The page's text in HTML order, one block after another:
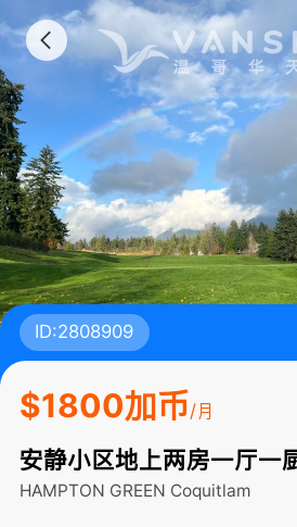
ID:2808909
$1800加币/月
安静小区地上两房一厅一
HAMPTON GREEN Coquitlam